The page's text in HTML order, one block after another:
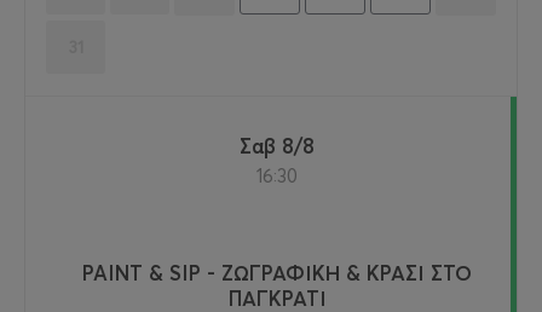
Σαβ 8/8
16:30
PAINT & SIP - ΖΩΓΡΑΦΙΚΗ & ΚΡΑΣΙ ΣΤΟ
ΠΑΓΚΡΑΤΙ